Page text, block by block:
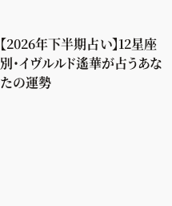
【2026年下半期占い】12星座
別・イヴルルド遙華が占うあな
たの運勢